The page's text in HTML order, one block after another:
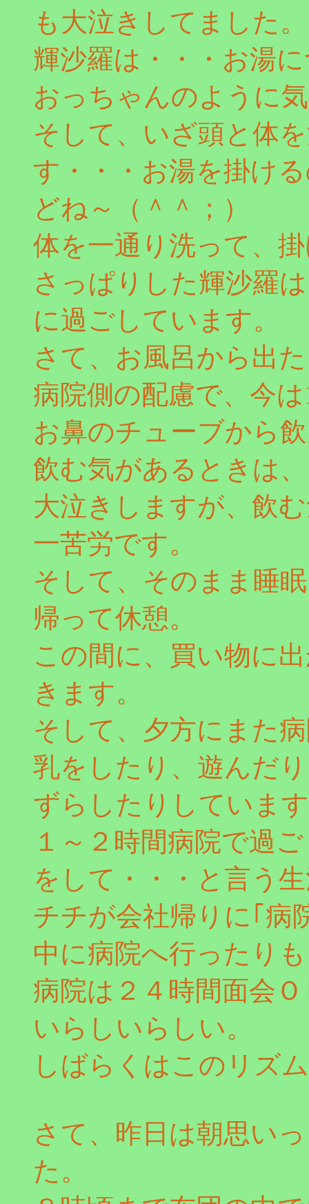
も大泣きしてました。
輝沙羅は・・・お湯
おっちゃんのように
そして、いざ頭と体
す・・・お湯を掛け
どね～（＾＾；）
体を一通り洗って、
さっぱりした輝沙羅
に過ごしています。
さて、お風呂から出
病院側の配慮で、今
お鼻のチューブから
飲む気があるときは
大泣きしますが、飲
一苦労です。
そして、そのまま睡
帰って休憩。
この間に、買い物に
きます。
そして、夕方にまた
乳をしたり、遊んだ
ずらしたりしていま
１～２時間病院で過
をして・・・と言う
チチが会社帰りに｢病
中に病院へ行ったり
病院は２４時間面会
いらしいらしい。
しばらくはこのリズ
さて、昨日は朝思い
た。